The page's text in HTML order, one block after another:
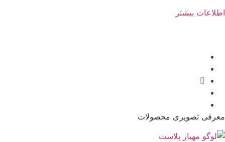
اطلاعات بیشتر
معرفی تصویری محصولات